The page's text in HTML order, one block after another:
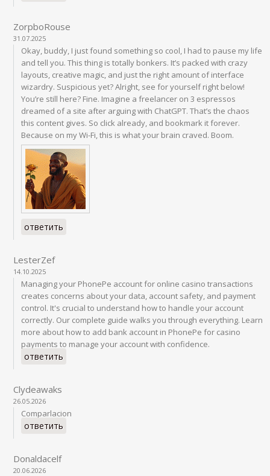
ZorpboRouse
31.07.2025
Okay, buddy, I just found something so cool, I had to pause my life
and tell you. This thing is totally bonkers. It’s packed with crazy
layouts, creative magic, and just the right amount of interface
wizardry. Suspicious yet? Alright, see for yourself right below!
You’re still here? Fine. Imagine a freelancer on 3 espressos
dreamed of a site after arguing with ChatGPT. That’s the chaos
this content gives. So click already, and bookmark it forever.
Because on my Wi-Fi, this is what your brain craved. Boom.
ответить
LesterZef
14.10.2025
Managing your PhonePe account for online casino transactions
creates concerns about your data, account safety, and payment
control. It's crucial to understand how to handle your account
correctly. Our complete guide walks you through everything. Learn
more about how to add bank account in PhonePe for casino
payments to manage your account with confidence.
ответить
Clydeawaks
26.05.2026
Comparlacion
ответить
Donaldacelf
20.06.2026